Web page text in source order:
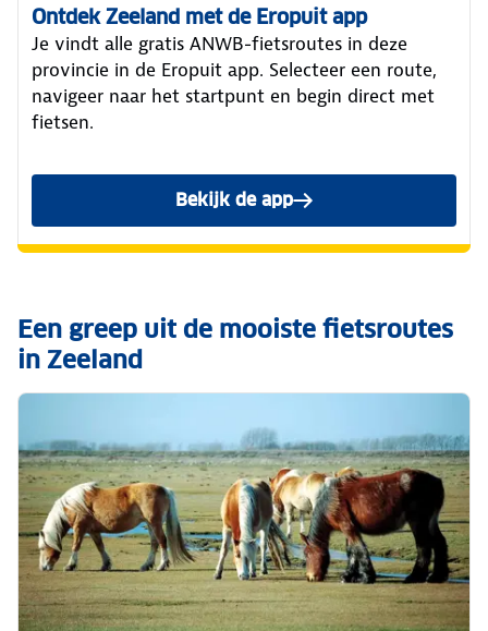
Ontdek Zeeland met de Eropuit app
Je vindt alle gratis ANWB-fietsroutes in deze
provincie in de Eropuit app. Selecteer een route,
navigeer naar het startpunt en begin direct met
fietsen.
Bekijk de app
Een greep uit de mooiste fietsroutes
in Zeeland